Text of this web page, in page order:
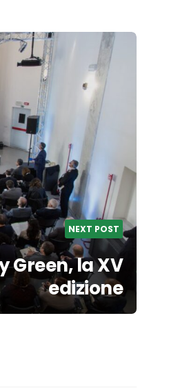
NEXT POST
Green, la XV
edizione